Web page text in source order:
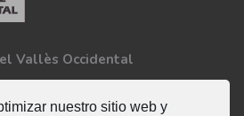
nuestro sitio web y
Vallès Occidental